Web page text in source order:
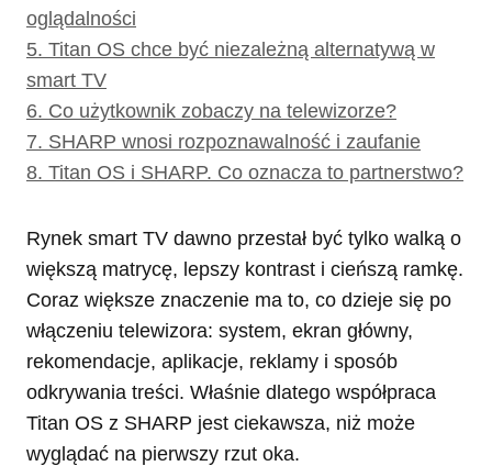
oglądalności
5. Titan OS chce być niezależną alternatywą w
smart TV
6. Co użytkownik zobaczy na telewizorze?
7. SHARP wnosi rozpoznawalność i zaufanie
8. Titan OS i SHARP. Co oznacza to partnerstwo?
Rynek smart TV dawno przestał być tylko walką o
większą matrycę, lepszy kontrast i cieńszą ramkę.
Coraz większe znaczenie ma to, co dzieje się po
włączeniu telewizora: system, ekran główny,
rekomendacje, aplikacje, reklamy i sposób
odkrywania treści. Właśnie dlatego współpraca
Titan OS z SHARP jest ciekawsza, niż może
wyglądać na pierwszy rzut oka.